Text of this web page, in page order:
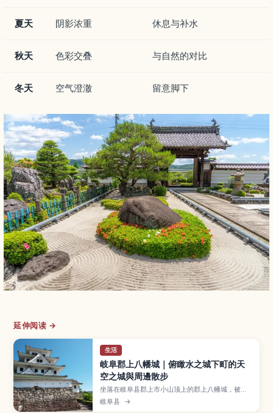
夏天 阴影浓重 休息与补水
秋天 色彩交叠 与自然的对比
冬天 空气澄澈 留意脚下
延伸阅读 →
生活
岐阜郡上八幡城｜俯瞰水之城下町的天
空之城與周邊散步
坐落在岐阜县郡上市小山顶上的郡上八幡城，被称
为「天空之城」，从白墙天守可以眺望郡上八幡水
乡城下町与四季变幻的群山景色。本文介绍天守观
岐阜县 →